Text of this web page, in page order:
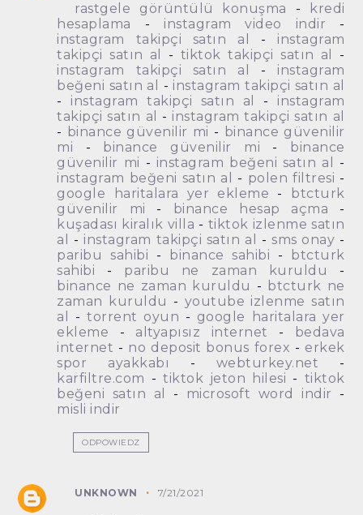
rastgele görüntülü konuşma -
kredi
hesaplama - instagram video indir -
instagram takipçi satın al
- instagram
takipçi satın al
- tiktok takipçi satın al
-
instagram takipçi satın al
- instagram
beğeni satın al
- instagram takipçi satın al
- instagram takipçi satın al - instagram
takipçi satın al
- instagram takipçi satın al
- binance güvenilir mi - binance güvenilir
mi - binance güvenilir mi -
binance
güvenilir mi - instagram beğeni satın al
-
instagram beğeni satın al
- polen filtresi -
google haritalara yer ekleme -
btcturk
güvenilir mi - binance hesap açma -
kuşadası kiralık villa - tiktok izlenme satın
al
- instagram takipçi satın al -sms onay -
paribu sahibi - binance sahibi -
btcturk
sahibi - paribu ne zaman kuruldu
-
binance ne zaman kuruldu - btcturk ne
zaman kuruldu - youtube izlenme satın
al
-torrent oyun - google haritalara yer
ekleme - altyapısız internet -
bedava
internet - no deposit bonus forex - erkek
spor ayakkabı
- webturkey.net -
karfiltre.com -tiktok jeton hilesi - tiktok
beğeni satın al
- microsoft word indir -
misli indir
ODPOWIEDZ
UNKNOWN 7/21/2021